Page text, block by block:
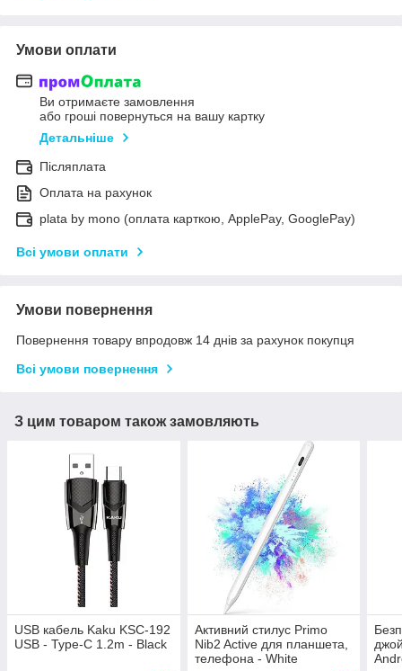
Умови оплати
Ви отримаєте замовлення
або гроші повернуться на вашу картку
Детальніше
Післяплата
Оплата на рахунок
plata by mono (оплата карткою, ApplePay, GooglePay)
Всі умови оплати
Умови повернення
Повернення товару впродовж 14 днів за рахунок покупця
Всі умови повернення
З цим товаром також замовляють
USB кабель Kaku KSC-192
USB - Type-C 1.2m - Black
Активний стилус Primo
Nib2 Active для планшета,
телефона - White